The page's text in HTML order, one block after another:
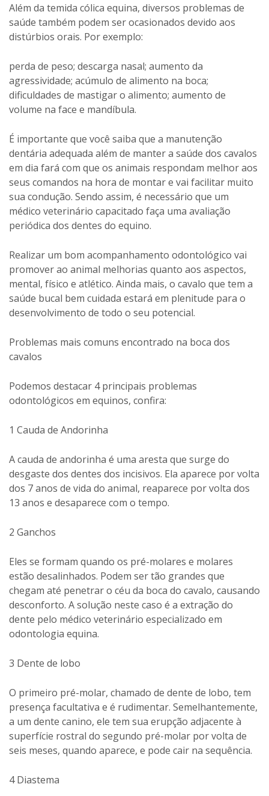
Além da temida cólica equina, diversos problemas de
saúde também podem ser ocasionados devido aos
distúrbios orais. Por exemplo:
perda de peso; descarga nasal; aumento da
agressividade; acúmulo de alimento na boca;
dificuldades de mastigar o alimento; aumento de
volume na face e mandíbula.
É importante que você saiba que a manutenção
dentária adequada além de manter a saúde dos cavalos
em dia fará com que os animais respondam melhor aos
seus comandos na hora de montar e vai facilitar muito
sua condução. Sendo assim, é necessário que um
médico veterinário capacitado faça uma avaliação
periódica dos dentes do equino.
Realizar um bom acompanhamento odontológico vai
promover ao animal melhorias quanto aos aspectos,
mental, físico e atlético. Ainda mais, o cavalo que tem a
saúde bucal bem cuidada estará em plenitude para o
desenvolvimento de todo o seu potencial.
Problemas mais comuns encontrado na boca dos
cavalos
Podemos destacar 4 principais problemas
odontológicos em equinos, confira:
1 Cauda de Andorinha
A cauda de andorinha é uma aresta que surge do
desgaste dos dentes dos incisivos. Ela aparece por volta
dos 7 anos de vida do animal, reaparece por volta dos
13 anos e desaparece com o tempo.
2 Ganchos
Eles se formam quando os pré-molares e molares
estão desalinhados. Podem ser tão grandes que
chegam até penetrar o céu da boca do cavalo, causando
desconforto. A solução neste caso é a extração do
dente pelo médico veterinário especializado em
odontologia equina.
3 Dente de lobo
O primeiro pré-molar, chamado de dente de lobo, tem
presença facultativa e é rudimentar. Semelhantemente,
a um dente canino, ele tem sua erupção adjacente à
superfície rostral do segundo pré-molar por volta de
seis meses, quando aparece, e pode cair na sequência.
4 Diastema